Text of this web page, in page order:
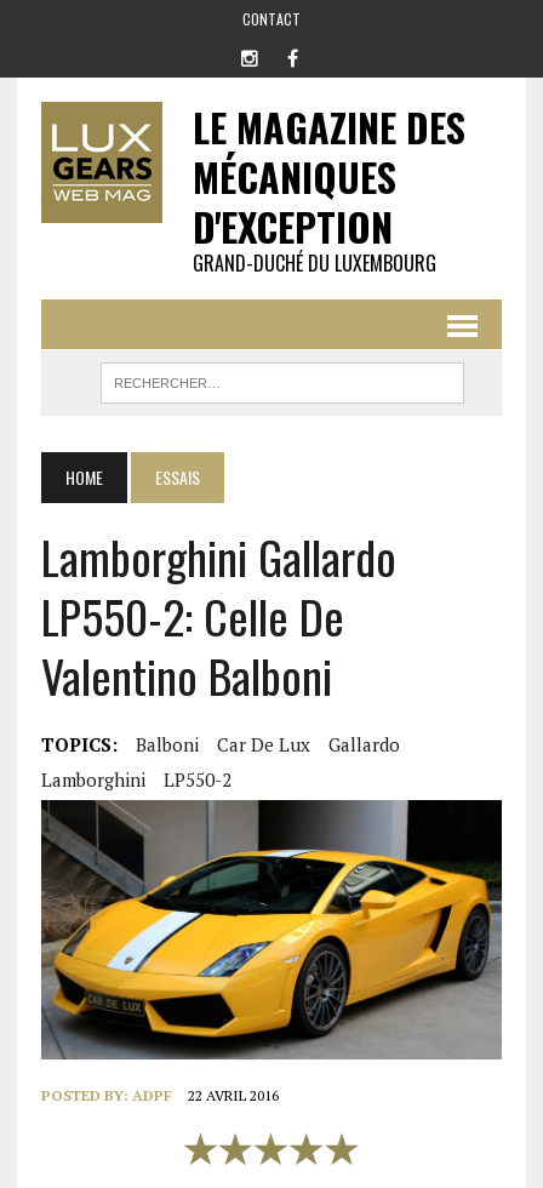
CONTACT
LE MAGAZINE DES
MÉCANIQUES
D'EXCEPTION
GRAND-DUCHÉ DU LUXEMBOURG
HOME ESSAIS
Lamborghini Gallardo
LP550-2: Celle De
Valentino Balboni
TOPICS: Balboni Car De Lux
Gallardo
Lamborghini
LP550-2
POSTED BY: ADPF 22 AVRIL 2016